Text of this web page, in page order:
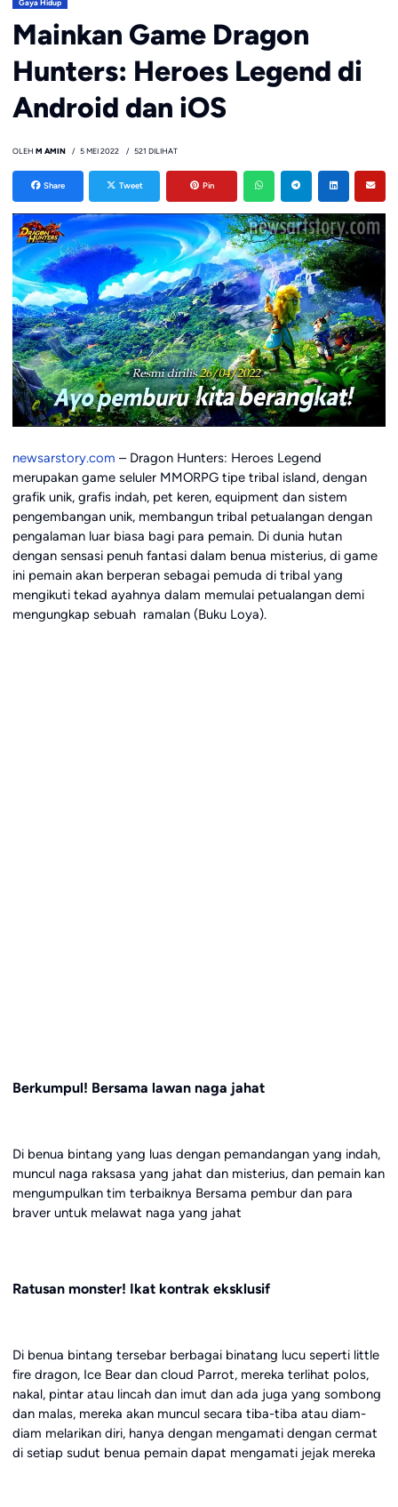
Gaya Hidup
Mainkan Game Dragon
Hunters: Heroes Legend di
Android dan iOS
OLEH M AMIN 5 MEI 2022 521 DILIHAT
Share Tweet Pin
newsarstory.com – Dragon Hunters: Heroes Legend
merupakan game seluler MMORPG tipe tribal island, dengan
grafik unik, grafis indah, pet keren, equipment dan sistem
pengembangan unik, membangun tribal petualangan dengan
pengalaman luar biasa bagi para pemain. Di dunia hutan
dengan sensasi penuh fantasi dalam benua misterius, di game
ini pemain akan berperan sebagai pemuda di tribal yang
mengikuti tekad ayahnya dalam memulai petualangan demi
mengungkap sebuah ramalan (Buku Loya).
Berkumpul! Bersama lawan naga jahat
Di benua bintang yang luas dengan pemandangan yang indah,
muncul naga raksasa yang jahat dan misterius, dan pemain kan
mengumpulkan tim terbaiknya Bersama pembur dan para
braver untuk melawat naga yang jahat
Ratusan monster! Ikat kontrak eksklusif
Di benua bintang tersebar berbagai binatang lucu seperti little
fire dragon, Ice Bear dan cloud Parrot, mereka terlihat polos,
nakal, pintar atau lincah dan imut dan ada juga yang sombong
dan malas, mereka akan muncul secara tiba-tiba atau diam-
diam melarikan diri, hanya dengan mengamati dengan cermat
di setiap sudut benua pemain dapat mengamati jejak mereka